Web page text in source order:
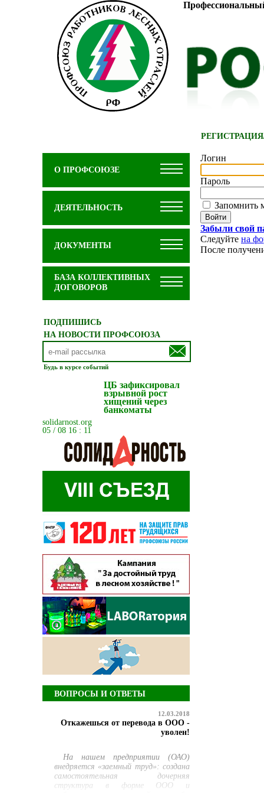
РЕГИСТРАЦИЯ
О ПРОФСОЮЗЕ
ДЕЯТЕЛЬНОСТЬ
ДОКУМЕНТЫ
БАЗА КОЛЛЕКТИВНЫХ
ДОГОВОРОВ
ПОДПИШИСЬ
НА НОВОСТИ ПРОФСОЮЗА
Будь в курсе событий
ЦБ зафиксировал
взрывной рост
хищений через
банкоматы
solidarnost.org
05 / 08 16 : 11
ВОПРОСЫ И ОТВЕТЫ
12.03.2018
Откажешься от перевода в ООО -
уволен!
На нашем предприятии (ОАО)
внедряется «заемный труд»: создана
самостоятельная дочерняя
структура в форме ООО и
Логин
Пароль
Запомнить
Забыли свой
Следуйте на
После